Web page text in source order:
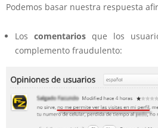
Podemos basar nuestra respuesta
Los comentarios que los
complemento fraudulento: